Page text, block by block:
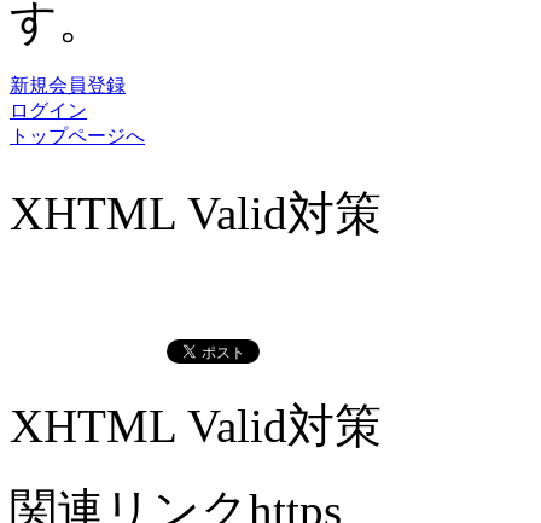
す。
新規会員登録
ログイン
トップページへ
XHTML Valid対策
XHTML Valid対策
関連リンクhttps